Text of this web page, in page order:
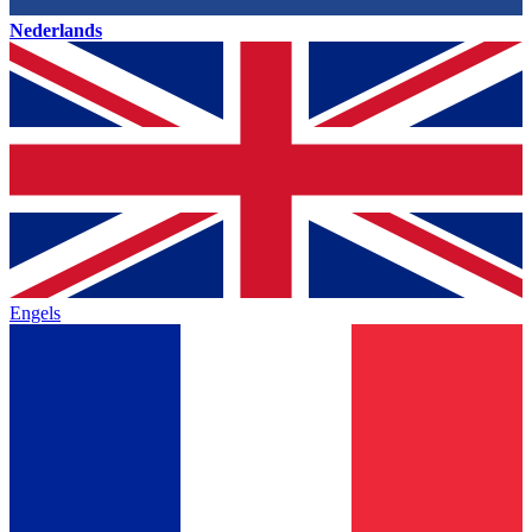
Nederlands
Engels